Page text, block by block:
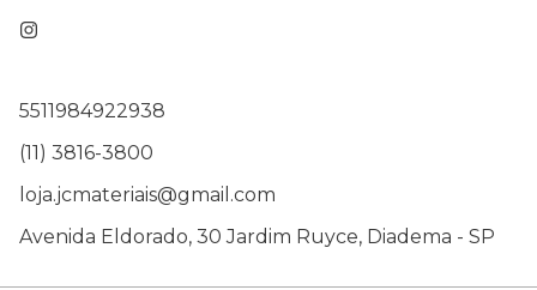
5511984922938
(11) 3816-3800
loja.jcmateriais@gmail.com
Avenida Eldorado, 30 Jardim Ruyce, Diadema - SP